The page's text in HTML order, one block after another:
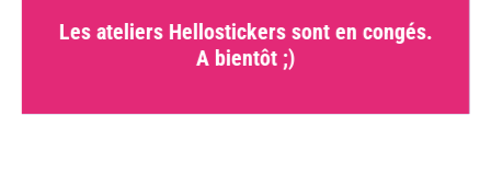
Les ateliers Hellostickers sont en congés.
A bientôt ;)